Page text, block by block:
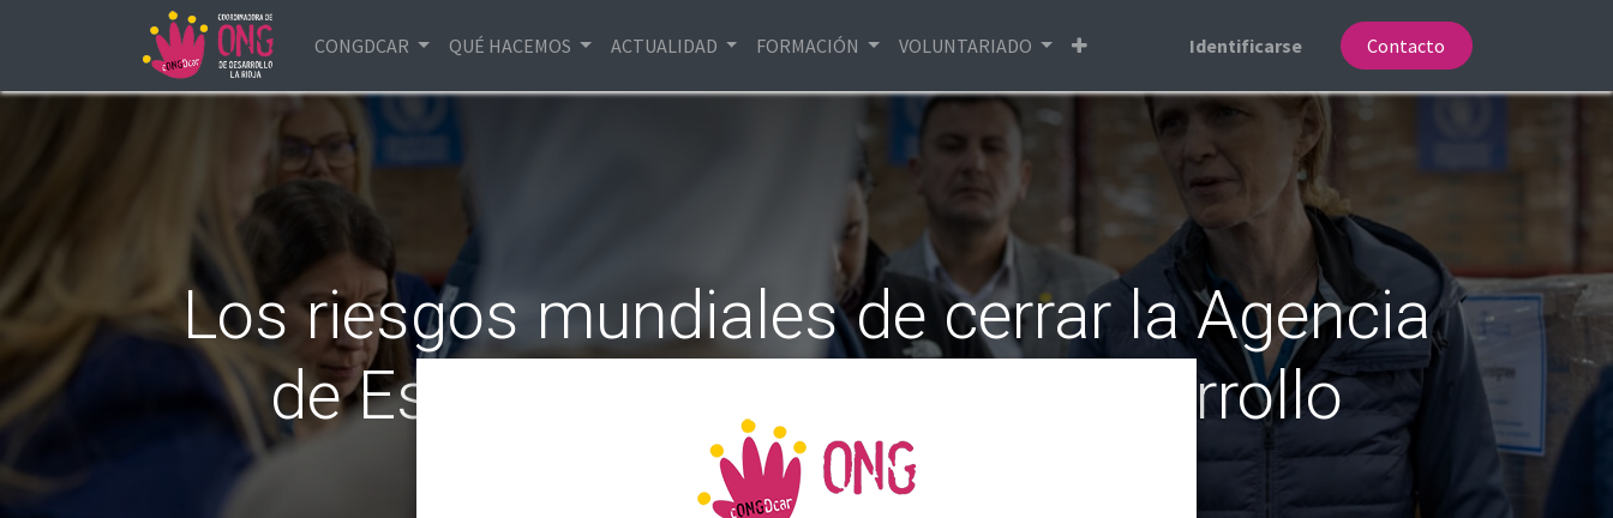
CONGDCAR QUÉ HACEMOS ACTUALIDAD FORMACIÓN VOLUNTARIADO Identificarse Contacto
Los riesgos mundiales de cerrar la Agencia
de Estados Unidos para el Desarrollo
Internacional